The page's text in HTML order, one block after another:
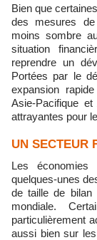
Bien que
des mesures
moins sombre
situation
reprendre un
Portées par le
expansion
Asie-Pacifique
attrayantes pour
UN SECTEUR
Les économies à forte croissance accueillent désormais
quelques-unes
de taille de bilan
mondiale.
particulièrement
aussi bien sur